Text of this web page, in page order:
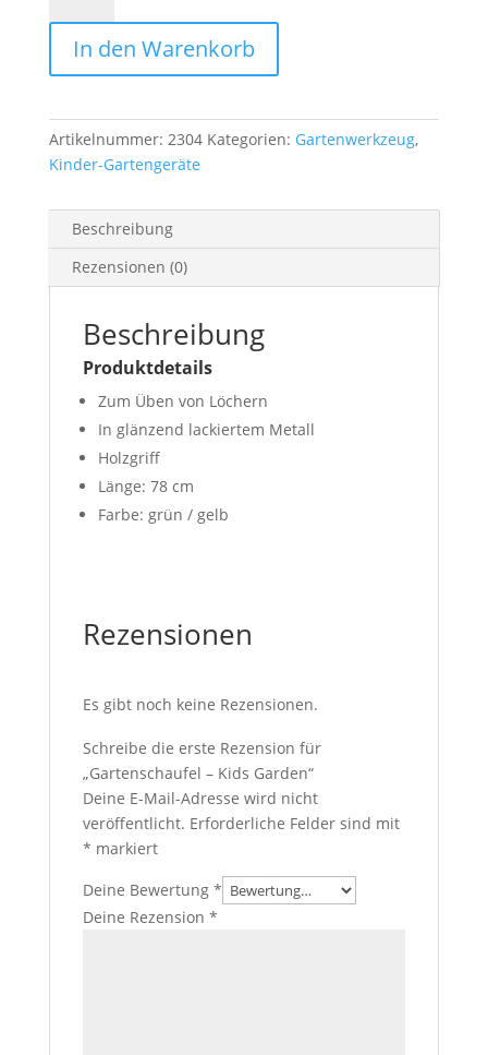
Kids
Garden
Menge
In den Warenkorb
Artikelnummer: 2304 Kategorien: Gartenwerkzeug,
Kinder-Gartengeräte
Beschreibung
Rezensionen (0)
Beschreibung
Produktdetails
Zum Üben von Löchern
In glänzend lackiertem Metall
Holzgriff
Länge: 78 cm
Farbe: grün / gelb
Rezensionen
Es gibt noch keine Rezensionen.
Schreibe die erste Rezension für
„Gartenschaufel – Kids Garden“
Deine E-Mail-Adresse wird nicht
veröffentlicht. Erforderliche Felder sind mit
* markiert
Deine Bewertung *
Deine Rezension *